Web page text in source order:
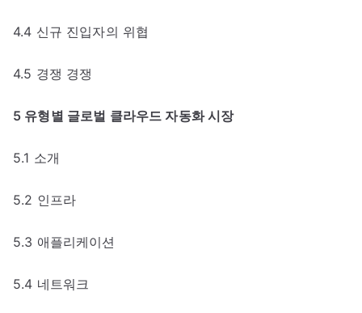
4.4 신규 진입자의 위협
4.5 경쟁 경쟁
5 유형별 글로벌 클라우드 자동화 시장
5.1 소개
5.2 인프라
5.3 애플리케이션
5.4 네트워크